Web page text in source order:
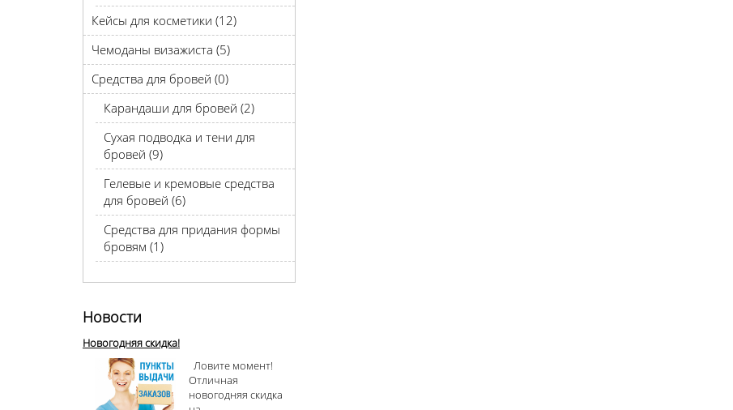
Кейсы для косметики (12)
Чемоданы визажиста (5)
Средства для бровей (0)
Карандаши для бровей (2)
Сухая подводка и тени для
бровей (9)
Гелевые и кремовые средства
для бровей (6)
Средства для придания формы
бровям (1)
Новости
Новогодняя скидка!
Ловите момент!
Отличная
новогодняя скидка